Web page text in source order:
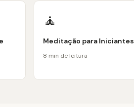
🧘
Meditação para Iniciantes
8 min de leitura